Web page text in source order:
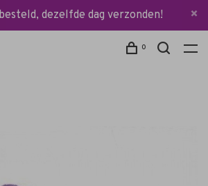
dezelfde dag verzonden!
0